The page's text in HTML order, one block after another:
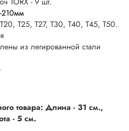
T25, T27, T30, T40, T45, T50.
из легированной стали
товара: Длина - 31 см.,
- 5 см.